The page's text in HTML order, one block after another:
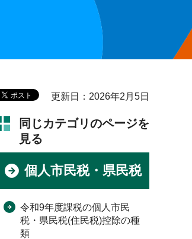
更新日：2026年2月5日
同じカテゴリのページを
見る
個人市民税・県民税
令和9年度課税の個人市民
税・県民税(住民税)控除の種
類